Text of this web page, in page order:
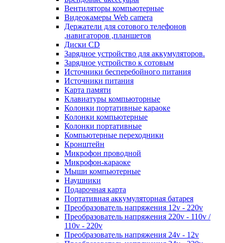
Вентиляторы компьютерные
Видеокамеры Web camera
Держатели для сотового телефонов
,навигаторов ,планшетов
Диски CD
Зарядное устройство для аккумуляторов.
Зарядное устройство к сотовым
Источники бесперебойного питания
Источники питания
Карта памяти
Клавиатуры компьюторные
Колонки портативные караоке
Колонки компьютерные
Колонки портативные
Компьютерные переходники
Кронштейн
Микрофон проводной
Микрофон-караоке
Мыши компьютерные
Наушники
Подарочная карта
Портативная аккумуляторная батарея
Преобразователь напряжения 12v - 220v
Преобразователь напряжения 220v - 110v /
110v - 220v
Преобразователь напряжения 24v - 12v